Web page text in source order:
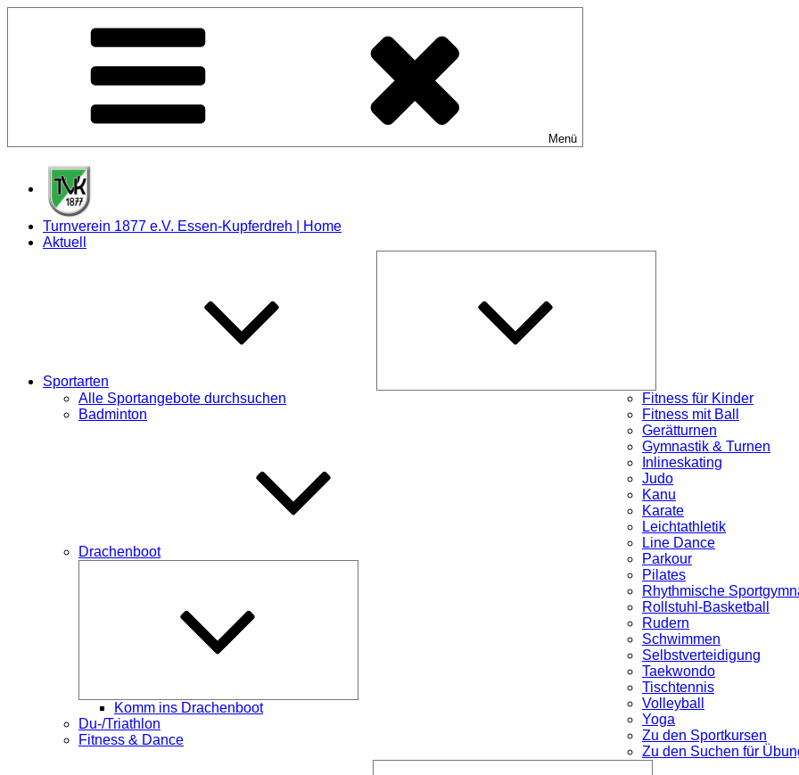
Menü
Turnverein 1877 e.V. Essen-Kupferdreh | Home
Aktuell
Sportarten
Alle Sportangebote durchsuchen
Badminton
Drachenboot
Komm ins Drachenboot
Du-/Triathlon
Fitness & Dance
Fitness für Kinder
Fitness mit Ball
Gerätturnen
Gymnastik & Turnen
Inlineskating
Judo
Kanu
Karate
Leichtathletik
Line Dance
Parkour
Pilates
Rhythmische
Rollstuhl-Basketball
Rudern
Schwimmen
Selbstverteidigung
Taekwondo
Tischtennis
Volleyball
Yoga
Zu den Sportkursen
Zu den Suchen für